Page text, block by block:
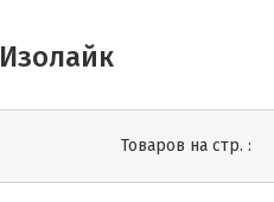
Товаров на стр. :